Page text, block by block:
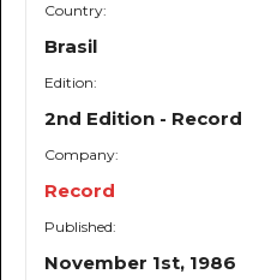
Country:
Brasil
Edition:
2nd Edition - Record
Company:
Record
Published:
November 1st, 1986